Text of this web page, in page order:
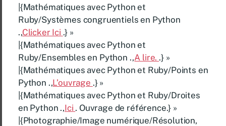
|{Mathématiques avec Python et
Ruby/Systèmes congruentiels en Python
.,Clicker Ici .} »
|{Mathématiques avec Python et
Ruby/Ensembles en Python .,A lire. .} »
|{Mathématiques avec Python et Ruby/Points en
Python .,L’ouvrage .} »
|{Mathématiques avec Python et Ruby/Droites
en Python .,Ici . Ouvrage de référence.} »
|{Photographie/Image numérique/Résolution,